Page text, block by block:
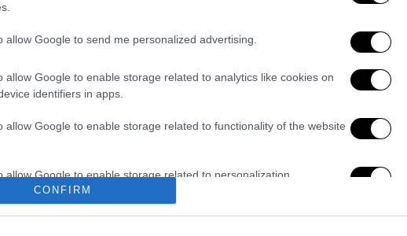
allow Google to send me personalized advertising.
allow Google to enable storage related to analytics like cookies on
identifiers in apps.
allow Google to enable storage related to functionality of the website
allow Google to enable storage related to personalization.
allow Google to enable storage related to security, including
CONFIRM
Τα μηνύματα σε
βλέπουν τον Τασούλα
ατζέντα και πώς απαντά στην
όπως και για τη